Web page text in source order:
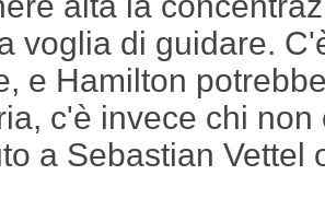
voglia di guidare.
e Hamilton
c'è invece chi
a Sebastian Vettel